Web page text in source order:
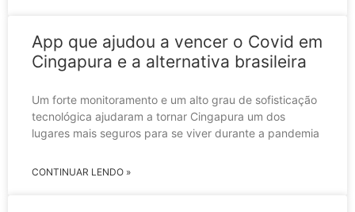
App que ajudou a vencer o Covid em
Cingapura e a alternativa brasileira
Um forte monitoramento e um alto grau de sofisticação
tecnológica ajudaram a tornar Cingapura um dos
lugares mais seguros para se viver durante a pandemia
CONTINUAR LENDO »